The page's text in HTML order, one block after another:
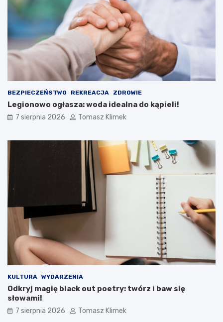
BEZPIECZEŃSTWO REKREACJA ZDROWIE
Legionowo ogłasza: woda idealna do kąpieli!
7 sierpnia 2026 Tomasz Klimek
KULTURA WYDARZENIA
Odkryj magię black out poetry: twórz i baw się
słowami!
7 sierpnia 2026 Tomasz Klimek